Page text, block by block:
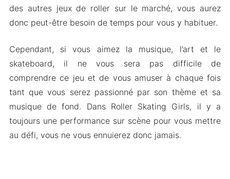
des autres jeux de roller sur le marché, vous aurez
donc peut-être besoin de temps pour vous y habituer.
Cependant, si vous aimez la musique, l’art et le
skateboard, il ne vous sera pas difficile de
comprendre ce jeu et de vous amuser à chaque fois
tant que vous serez passionné par son thème et sa
musique de fond. Dans Roller Skating Girls, il y a
toujours une performance sur scène pour vous mettre
au défi, vous ne vous ennuierez donc jamais.